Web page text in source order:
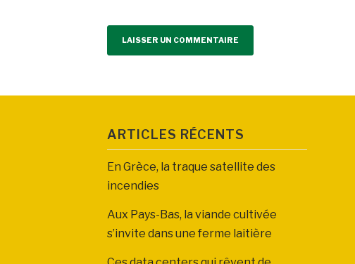
ARTICLES RÉCENTS
En Grèce, la traque satellite des
incendies
Aux Pays-Bas, la viande cultivée
s’invite dans une ferme laitière